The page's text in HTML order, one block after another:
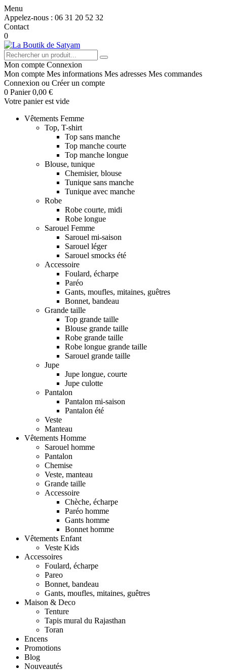
Menu
Appelez-nous : 06 31 20 52 32
Contact
0
Mon compte Connexion
Mon compte Mes informations Mes adresses Mes commandes
Connexion ou Créer un compte
0 Panier 0,00 €
Votre panier est vide
Vêtements Femme
Top, T-shirt
Top sans manche
Top manche courte
Top manche longue
Blouse, tunique
Chemisier, blouse
Tunique sans manche
Tunique avec manche
Robe
Robe courte, midi
Robe longue
Sarouel Femme
Sarouel mi-saison
Sarouel léger
Sarouel smocks été
Accessoire
Foulard, écharpe
Paréo
Gants, moufles, mitaines, guêtres
Bonnet, bandeau
Grande taille
Top grande taille
Blouse grande taille
Robe grande taille
Robe longue grande taille
Sarouel grande taille
Jupe
Jupe longue, courte
Jupe culotte
Pantalon
Pantalon mi-saison
Pantalon été
Veste
Manteau
Vêtements Homme
Sarouel homme
Pantalon
Chemise
Veste, manteau
Grande taille
Accessoire
Chèche, écharpe
Paréo homme
Gants homme
Bonnet homme
Vêtements Enfant
Veste Kids
Accessoires
Foulard, écharpe
Pareo
Bonnet, bandeau
Gants, moufles, mitaines, guêtres
Maison & Deco
Tenture
Tapis mural du Rajasthan
Toran
Encens
Promotions
Blog
Nouveautés